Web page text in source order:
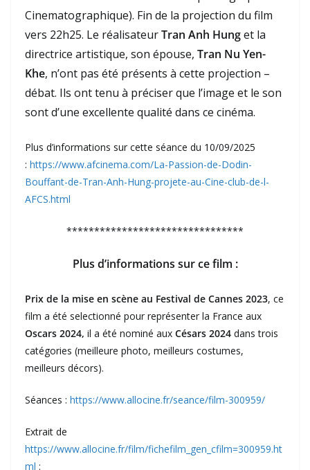
Cinematographique). Fin de la projection du film
vers 22h25. Le réalisateurTran Anh Hunget la
directrice artistique, son épouse, Tran Nu Yen-
Khe, n’ont pas été présents à cette projection –
débat. Ils ont tenu à préciser que l’image et le son
sont d’une excellente qualité dans ce cinéma.
⁠Plus d’informations sur cette séance du 10/09/2025
: https://www.afcinema.com/La-Passion-de-Dodin-
Bouffant-de-Tran-Anh-Hung-projete-au-Cine-club-de-l-
AFCS.html
********************************
Plus d’informations sur ce film :
Prix de la mise en scène au Festival de Cannes 2023, ce
film a été selectionné pour représenter la France aux
Oscars 2024, il a été nominé aux Césars 2024 dans trois
catégories (meilleure photo, meilleurs costumes,
meilleurs décors).
⁠Séances : https://www.allocine.fr/seance/film-300959/
Extrait de
https://www.allocine.fr/film/fichefilm_gen_cfilm=300959.ht
ml :